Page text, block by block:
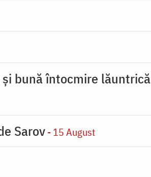
bună întocmire lăuntrică
Sarov- 15 August